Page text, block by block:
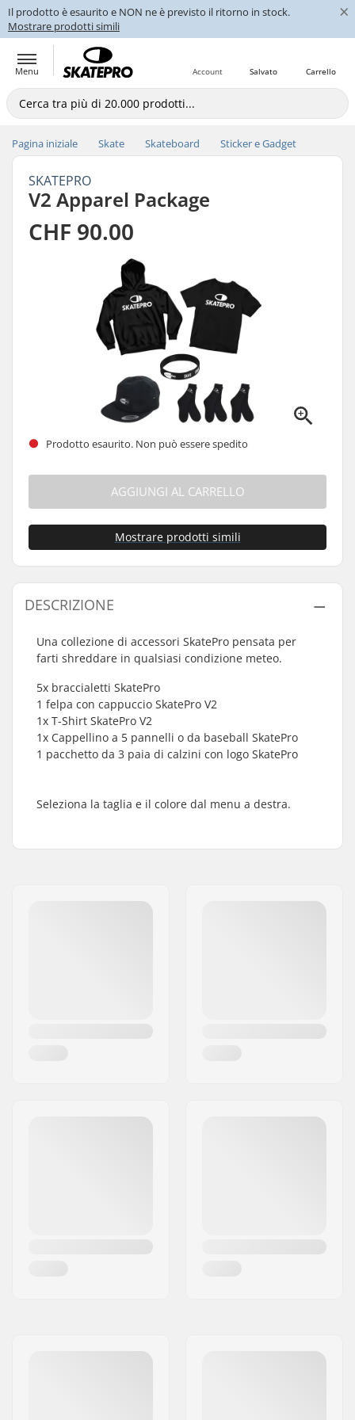
Il prodotto è esaurito e NON ne è previsto il ritorno in stock.
Mostrare prodotti simili
×
Menu Carrello
Salvato
Account
Pagina iniziale Skate Skateboard Sticker e Gadget
SKATEPRO
V2 Apparel Package
CHF 90.00
Prodotto esaurito. Non può essere spedito
AGGIUNGI AL CARRELLO
Mostrare prodotti simili
DESCRIZIONE
Una collezione di accessori SkatePro pensata per
farti shreddare in qualsiasi condizione meteo.
5x braccialetti SkatePro
1 felpa con cappuccio SkatePro V2
1x T-Shirt SkatePro V2
1x Cappellino a 5 pannelli o da baseball SkatePro
1 pacchetto da 3 paia di calzini con logo SkatePro
Seleziona la taglia e il colore dal menu a destra.